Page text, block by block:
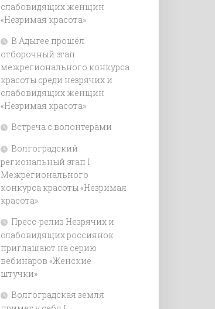
слабовидящих женщин
«Незримая красота»
В Адыгее прошёл
отборочный этап
межрегионального конкурса
красоты среди незрячих и
слабовидящих женщин
«Незримая красота»
Встреча с волонтерами
Волгоградский
региональный этап I
Межрегионального
конкурса красоты «Незримая
красота»
Пресс-релиз Незрячих и
слабовидящих россиянок
приглашают на серию
вебинаров «Женские
штучки»
Волгоградская земля